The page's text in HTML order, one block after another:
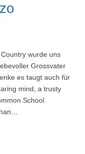
wurde uns
Grossvater
es taugt auch für
mind, a trusty
School